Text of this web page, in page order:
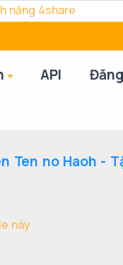
năng 4share
API
Ten no Haoh -
này